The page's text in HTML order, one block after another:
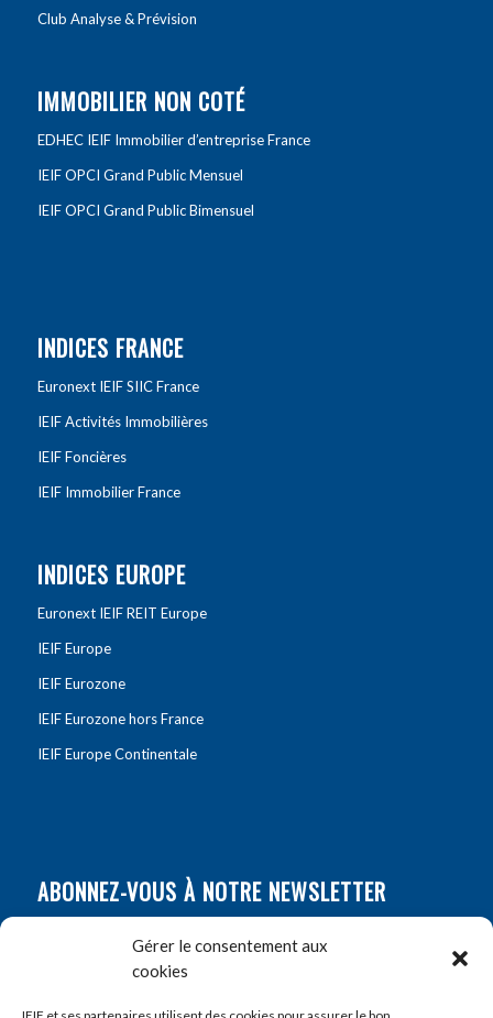
Gérer le consentement aux
cookies
Club Analyse & Prévision
IMMOBILIER NON COTÉ
EDHEC IEIF Immobilier d’entreprise France
IEIF OPCI Grand Public Mensuel
IEIF OPCI Grand Public Bimensuel
INDICES FRANCE
Euronext IEIF SIIC France
IEIF Activités Immobilières
IEIF Foncières
IEIF Immobilier France
INDICES EUROPE
Euronext IEIF REIT Europe
IEIF Europe
IEIF Eurozone
IEIF Eurozone hors France
IEIF Europe Continentale
ABONNEZ-VOUS À NOTRE NEWSLETTER
Prénom*